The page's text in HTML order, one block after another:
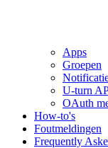
Apps
Groepen
U-turn
OAuth
How-to's
Foutmeldingen
Frequently